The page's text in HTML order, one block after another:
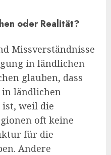
oder Realität?
Missverständnisse
in ländlichen
glauben, dass
in ländlichen
weil die
oft keine
für die
Andere